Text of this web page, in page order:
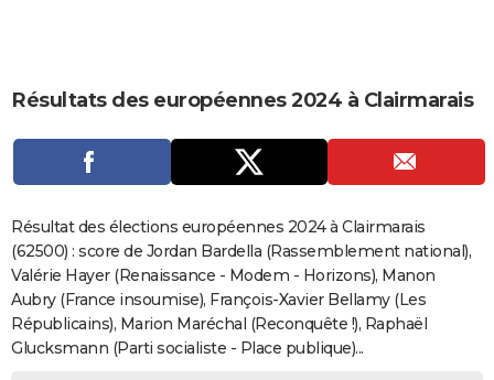
CARTE DE VOEUX
Carte de Noël
Carte Bonne année
Carte Saint-Valentin
Carte Pâques
Carte d'anniversaire
DICTIONNAIRE
Dictionnaire
Biographies
Citations
Expressions
Proverbes
PROGRAMME TV
COPAINS D'AVANT
S'inscrire
Se connecter
Lycées
Collèges
Primaires
Universités
Entreprises
Service militaire
Avis de recherche
AVIS DE DÉCÈS
FORUM
Résultats des européennes 2024 à Clairmarais
Résultat des élections européennes 2024 à Clairmarais
(62500) : score de Jordan Bardella (Rassemblement national),
Valérie Hayer (Renaissance - Modem - Horizons), Manon
Aubry (France insoumise), François-Xavier Bellamy (Les
Républicains), Marion Maréchal (Reconquête !), Raphaël
Glucksmann (Parti socialiste - Place publique)...